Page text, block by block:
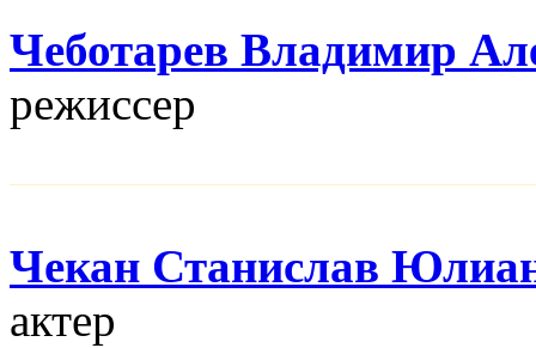
Чеботарев Владимир
режисcер
Чекан Станислав
актер